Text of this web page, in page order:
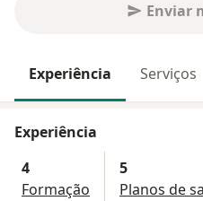
Enviar
Experiência Serviços
Experiência
4
Formação
5
Planos de